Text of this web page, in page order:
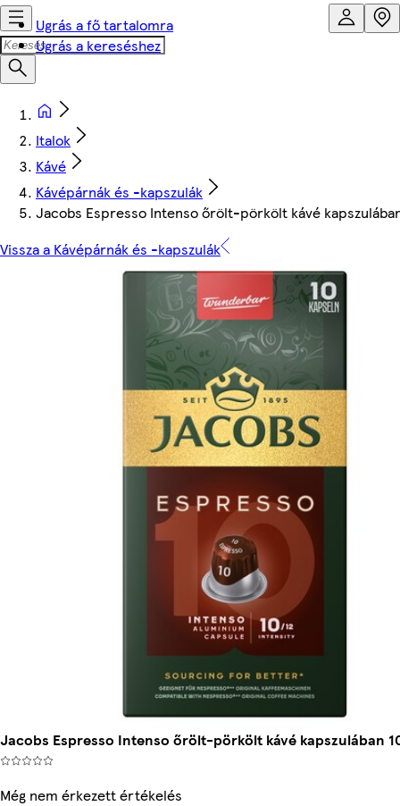
Ugrás a fő tartalomra
Ugrás a kereséshez
Italok
Kávé
Kávépárnák és -kapszulák
Jacobs Espresso Intenso őrölt-pörkölt kávé
Vissza a Kávépárnák és -kapszulák
Jacobs Espresso Intenso őrölt-pörkölt kávé kapszulában
Még nem érkezett értékelés